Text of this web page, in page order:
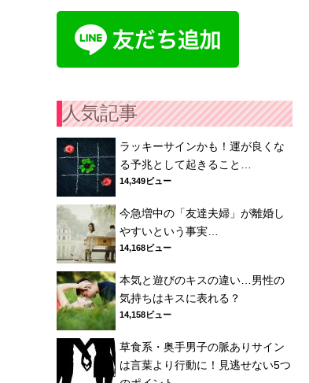
人気記事
ラッキーサインかも！運が良くな
る予兆として起きること…
14,349ビュー
今急増中の「友達夫婦」が離婚し
やすいという事実…
14,168ビュー
本気と遊びのキスの違い…男性の
気持ちはキスに表れる？
14,158ビュー
草食系・奥手男子の脈ありサイン
は言葉より行動に！見逃せない5つ